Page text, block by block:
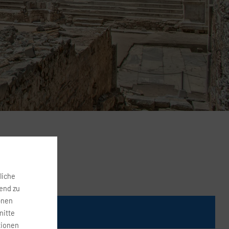
zu